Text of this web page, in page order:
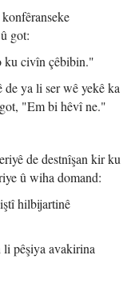
got:
ku civîn çêbibin."
ya li ser wê yekê ka
"Em bi hêvî ne."
de destnîşan kir ku
û wiha domand:
hilbijartinê
pêşiya avakirina